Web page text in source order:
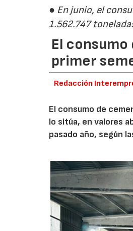
● En junio, el
1.562.747
El
primer
Redacción
El consumo de
lo sitúa, en valores
pasado año, según